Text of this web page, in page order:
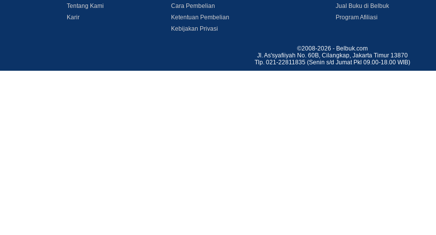
Tentang Kami
Karir
Cara Pembelian
Ketentuan Pembelian
Kebijakan Privasi
Jual Buku di Belbuk
Program Afiliasi
©2008-2026 - Belbuk.com
Jl. As'syafiiyah No. 60B, Cilangkap, Jakarta Timur 13870
Tlp. 021-22811835 (Senin s/d Jumat Pkl 09.00-18.00 WIB)